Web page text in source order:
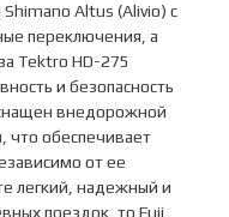
Altus (Alivio) с
переключения, а
Tektro HD-275
и безопасность
внедорожной
обеспечивает
от ее
легкий, надежный и
поездок, то Fuji